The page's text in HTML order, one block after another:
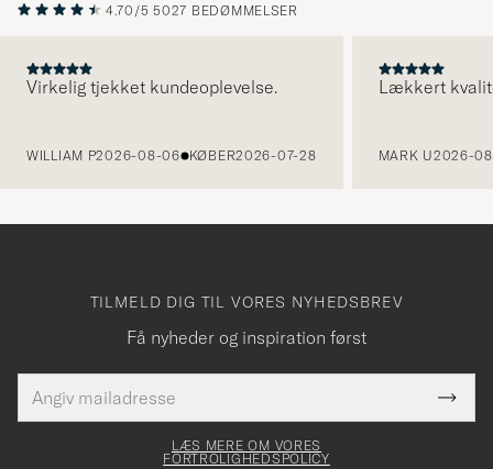
4.70/5 5027 BEDØMMELSER
Virkelig tjekket kundeoplevelse.
WILLIAM P2026-08-06 KØBER2026-07-28
Lækkert
MARK U2026-
TILMELD DIG TIL VORES NYHEDSBREV
Få nyheder og inspiration først
mailadresse
skal
Tack
för
LÆS MERE OM VORES
FORTROLIGHEDSPOLICY